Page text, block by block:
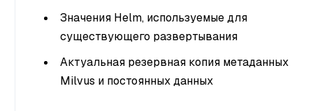
Значения Helm, используемые для
существующего развертывания
Актуальная резервная копия метаданных
Milvus и постоянных данных